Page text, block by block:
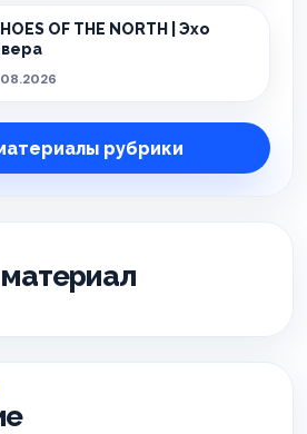
OF THE NORTH | Эхо
рубрики